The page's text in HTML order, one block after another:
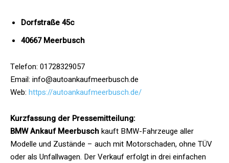
Dorfstraße 45c
40667 Meerbusch
Telefon: 01728329057
Email: info@autoankaufmeerbusch.de
Web: https://autoankaufmeerbusch.de/
Kurzfassung der Pressemitteilung:
BMW Ankauf Meerbuschkauft BMW-Fahrzeuge aller
Modelle und Zustände – auch mit Motorschaden, ohne TÜV
oder als Unfallwagen. Der Verkauf erfolgt in drei einfachen